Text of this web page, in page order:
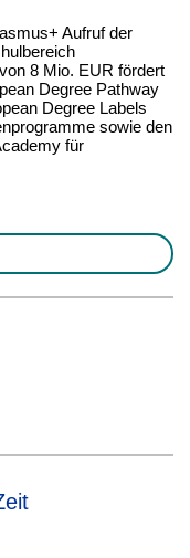
Aufruf der
8 Mio. EUR fördert
Degree Pathway
Degree Labels
sowie den
für